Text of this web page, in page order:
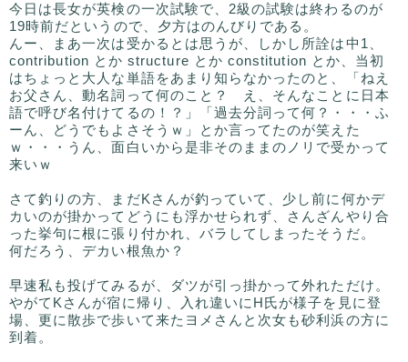
今日は長女が英検の一次試験で、2級の試験は終わるのが
19時前だというので、夕方はのんびりである。
んー、まあ一次は受かるとは思うが、しかし所詮は中1、
contribution とか structure とか constitution とか、当初
はちょっと大人な単語をあまり知らなかったのと、「ねえ
お父さん、動名詞って何のこと？ え、そんなことに日本
語で呼び名付けてるの！？」「過去分詞って何？・・・ふ
ーん、どうでもよさそうｗ」とか言ってたのが笑えた
ｗ・・・うん、面白いから是非そのままのノリで受かって
来いｗ
さて釣りの方、まだKさんが釣っていて、少し前に何かデ
カいのが掛かってどうにも浮かせられず、さんざんやり合
った挙句に根に張り付かれ、バラしてしまったそうだ。
何だろう、デカい根魚か？
早速私も投げてみるが、ダツが引っ掛かって外れただけ。
やがてKさんが宿に帰り、入れ違いにH氏が様子を見に登
場、更に散歩で歩いて来たヨメさんと次女も砂利浜の方に
到着。